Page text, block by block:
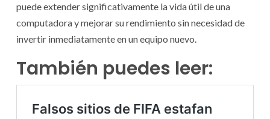
puede extender significativamente la vida útil de una
computadora y mejorar su rendimiento sin necesidad de
invertir inmediatamente en un equipo nuevo.
También puedes leer: